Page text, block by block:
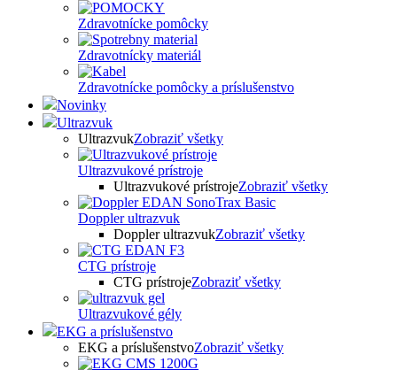
Zdravotnícke pomôcky
Zdravotnícky materiál
Zdravotnícke pomôcky a príslušenstvo
Novinky
Ultrazvuk
UltrazvukZobraziť všetky
Ultrazvukové prístroje
Ultrazvukové prístrojeZobraziť všetky
Doppler ultrazvuk
Doppler ultrazvukZobraziť všetky
CTG prístroje
CTG prístrojeZobraziť všetky
Ultrazvukové gély
EKG a príslušenstvo
EKG a príslušenstvoZobraziť všetky